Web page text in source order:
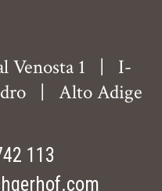
Venosta 1 |
I-
| Alto Adige
113